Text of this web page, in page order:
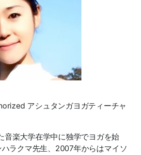
アシュタンガヨガティーチャ
音楽大学在学中に独学でヨガを始
ラクマ先生、2007年からはマイソ